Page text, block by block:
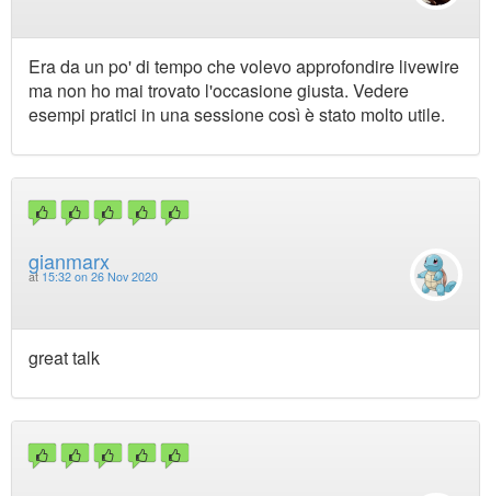
Era da un po' di tempo che volevo approfondire livewire
ma non ho mai trovato l'occasione giusta. Vedere
esempi pratici in una sessione così è stato molto utile.
gianmarx
at 15:32 on 26 Nov 2020
great talk